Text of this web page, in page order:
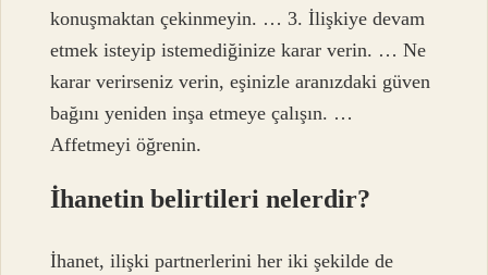
konuşmaktan çekinmeyin. … 3. İlişkiye devam
etmek isteyip istemediğinize karar verin. … Ne
karar verirseniz verin, eşinizle aranızdaki güven
bağını yeniden inşa etmeye çalışın. …
Affetmeyi öğrenin.
İhanetin belirtileri nelerdir?
İhanet, ilişki partnerlerini her iki şekilde de